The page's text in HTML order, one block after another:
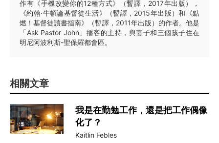
作有《手機改變你的12種方式》（暫譯，2017年出版），
《約翰·牛頓論基督徒生活》（暫譯，2015年出版）和《點
燃！基督徒讀書指南》（暫譯，2011年出版）的作者。他是
「Ask Pastor John」播客的主持，與妻子和三個孩子住在
明尼阿波利斯-聖保羅都會區。
相關文章
我是在勤勉工作，還是把工作偶像
化了？
Kaitlin Febles